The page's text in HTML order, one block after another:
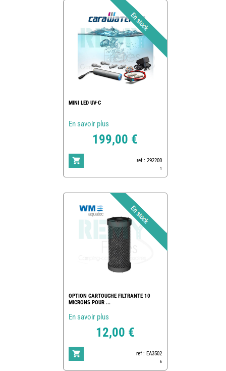
MINI LED UV-C
En savoir plus
199,00 €
ref : 292200
1
OPTION CARTOUCHE FILTRANTE 10
MICRONS POUR ...
En savoir plus
12,00 €
ref : EA3502
6